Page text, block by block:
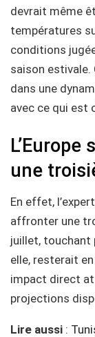
devrait même
températures
conditions
saison estivale.
dans une
avec ce qui est
une
En effet,
affronter une
juillet, touchant
elle, resterait
impact direct
projections
Lire aussi :